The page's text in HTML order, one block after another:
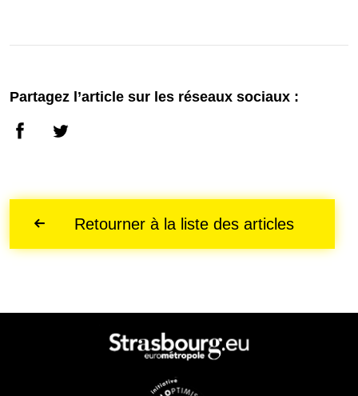
Partagez l’article sur les réseaux sociaux :
Retourner à la liste des articles